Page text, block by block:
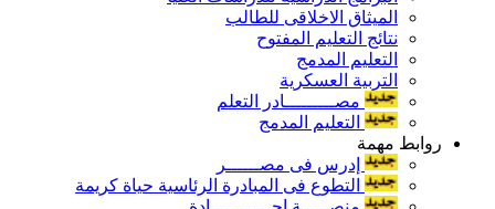
الميثاق الاخلاقى للطالب
نتائج التعليم المفتوح
التعليم المدمج
التربية العسكرية
مصـــــــــادر التعلم
التعليم المدمج
روابط مهمة
إدرس فى مصــــــر
التطوع فى المبادرة الرئاسية حياة كريمة